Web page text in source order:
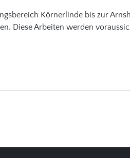
Körnerlinde bis zur
Diese Arbeiten werden